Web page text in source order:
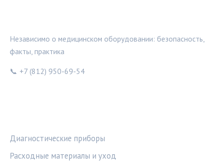
Независимо о медицинском оборудовании: безопасность,
факты, практика
📞 +7 (812) 950-69-54
Диагностические приборы
Расходные материалы и уход